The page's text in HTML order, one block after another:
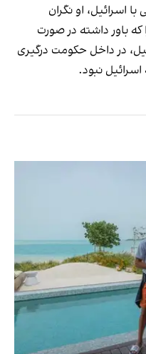
با اسرائیل، او نگران
باور داشته در صورت
در داخل حکومت درگیری
نبود.